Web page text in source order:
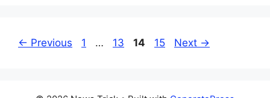
← Previous Page
1 … Page
13 Page
14 Page
15 Next →